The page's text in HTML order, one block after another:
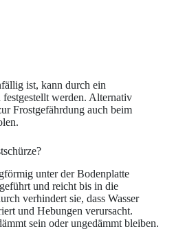
ist, kann durch ein
festgestellt werden. Alternativ
Frostgefährdung auch beim
unter der Bodenplatte
und reicht bis in die
verhindert sie, dass Wasser
und Hebungen verursacht.
sein oder ungedämmt bleiben.